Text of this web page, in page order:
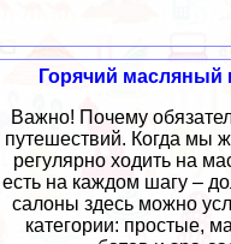
Горячий масляный
Важно! Почему
путешествий. Когда мы
регулярно ходить на
есть на каждом шагу –
салоны здесь можно
категории: простые,